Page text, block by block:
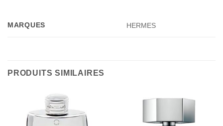
MARQUES HERMES
PRODUITS SIMILAIRES